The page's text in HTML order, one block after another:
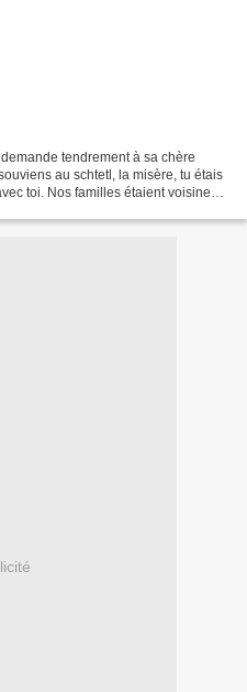
tendrement à sa chère
au schtetl, la misère, tu étais
toi. Nos familles étaient voisines.